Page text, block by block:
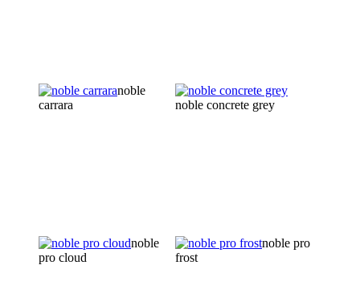
noble
carrara
noble concrete grey
noble
pro cloud
noble pro
frost